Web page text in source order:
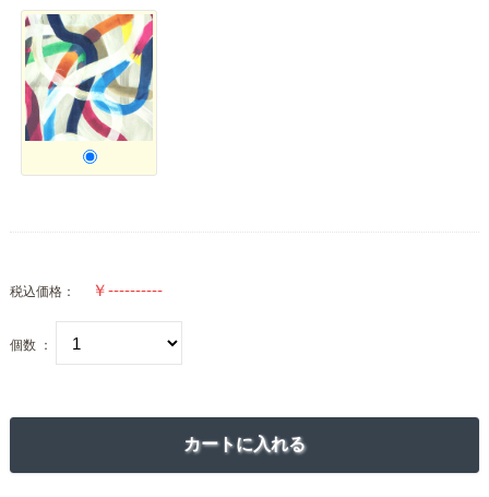
税込価格：
個数 ：